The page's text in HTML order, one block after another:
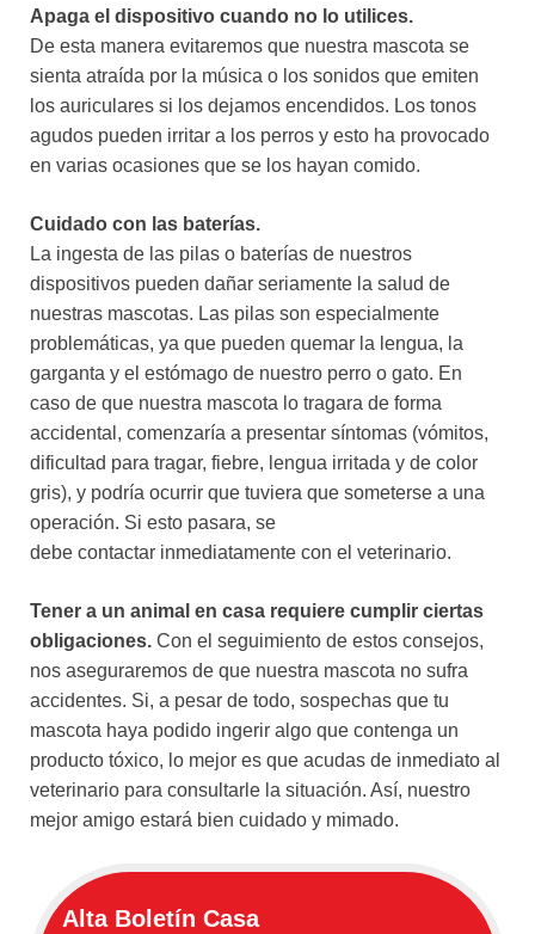
Apaga el dispositivo cuando no lo utilices.
De esta manera evitaremos que nuestra mascota se
sienta atraída por la música o los sonidos que emiten
los auriculares si los dejamos encendidos. Los tonos
agudos pueden irritar a los perros y esto ha provocado
en varias ocasiones que se los hayan comido.
Cuidado con las baterías.
La ingesta de las pilas o baterías de nuestros
dispositivos pueden dañar seriamente la salud de
nuestras mascotas. Las pilas son especialmente
problemáticas, ya que pueden quemar la lengua, la
garganta y el estómago de nuestro perro o gato. En
caso de que nuestra mascota lo tragara de forma
accidental, comenzaría a presentar síntomas (vómitos,
dificultad para tragar, fiebre, lengua irritada y de color
gris), y podría ocurrir que tuviera que someterse a una
operación. Si esto pasara, se
debe contactar inmediatamente con el veterinario.
Tener a un animal en casa requiere cumplir ciertas
obligaciones. Con el seguimiento de estos consejos,
nos aseguraremos de que nuestra mascota no sufra
accidentes. Si, a pesar de todo, sospechas que tu
mascota haya podido ingerir algo que contenga un
producto tóxico, lo mejor es que acudas de inmediato al
veterinario para consultarle la situación. Así, nuestro
mejor amigo estará bien cuidado y mimado.
Alta Boletín Casa